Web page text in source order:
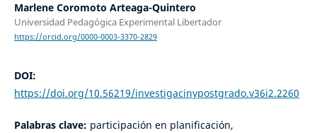
Marlene Coromoto Arteaga-Quintero
Universidad Pedagógica Experimental Libertador
https://orcid.org/0000-0003-3370-2829
DOI:
https://doi.org/10.56219/investigacinypostgrado.v36i2.2260
Palabras clave: participación en planificación,